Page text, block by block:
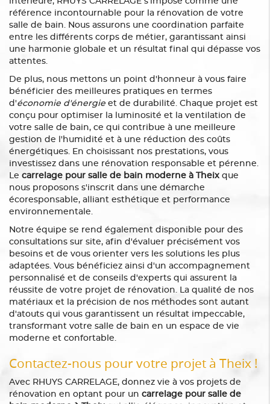
référence incontournable pour la rénovation de votre
salle de bain. Nous assurons une coordination parfaite
entre les différents corps de métier, garantissant ainsi
une harmonie globale et un résultat final qui dépasse vos
attentes.
De plus, nous mettons un point d'honneur à vous faire
bénéficier des meilleures pratiques en termes
d'économie d'énergie et de durabilité. Chaque projet est
conçu pour optimiser la luminosité et la ventilation de
votre salle de bain, ce qui contribue à une meilleure
gestion de l'humidité et à une réduction des coûts
énergétiques. En choisissant nos prestations, vous
investissez dans une rénovation responsable et pérenne.
Le carrelage pour salle de bain moderne à Theix que
nous proposons s'inscrit dans une démarche
écoresponsable, alliant esthétique et performance
environnementale.
Notre équipe se rend également disponible pour des
consultations sur site, afin d'évaluer précisément vos
besoins et de vous orienter vers les solutions les plus
adaptées. Vous bénéficiez ainsi d'un accompagnement
personnalisé et de conseils d'experts qui assurent la
réussite de votre projet de rénovation. La qualité de nos
matériaux et la précision de nos méthodes sont autant
d'atouts qui vous garantissent un résultat impeccable,
transformant votre salle de bain en un espace de vie
moderne et confortable.
Contactez-nous pour votre projet à Theix !
Avec RHUYS CARRELAGE, donnez vie à vos projets de
rénovation en optant pour un carrelage pour salle de